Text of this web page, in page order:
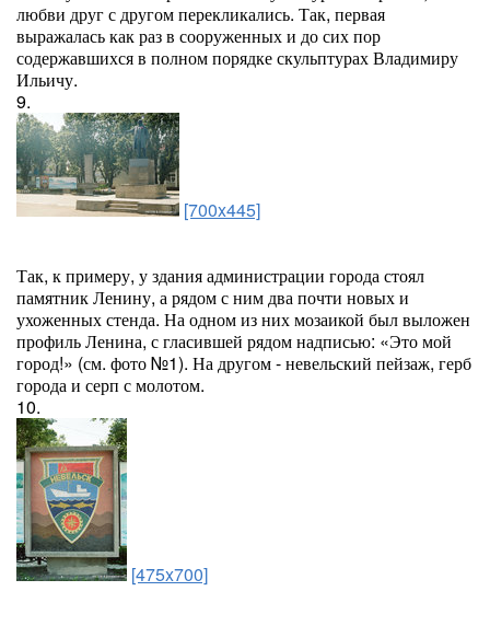
любви друг с другом перекликались. Так, первая
выражалась как раз в сооруженных и до сих пор
содержавшихся в полном порядке скульптурах Владимиру
Ильичу.
9.
[700x445]
Так, к примеру, у здания администрации города стоял
памятник Ленину, а рядом с ним два почти новых и
ухоженных стенда. На одном из них мозаикой был выложен
профиль Ленина, с гласившей рядом надписью: «Это мой
город!» (см. фото №1). На другом - невельский пейзаж, герб
города и серп с молотом.
10.
[475x700]